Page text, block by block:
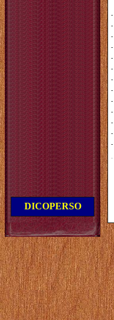
DICOPERSO
-
-
-
-
-
-
-
-
-
-
-
-
-